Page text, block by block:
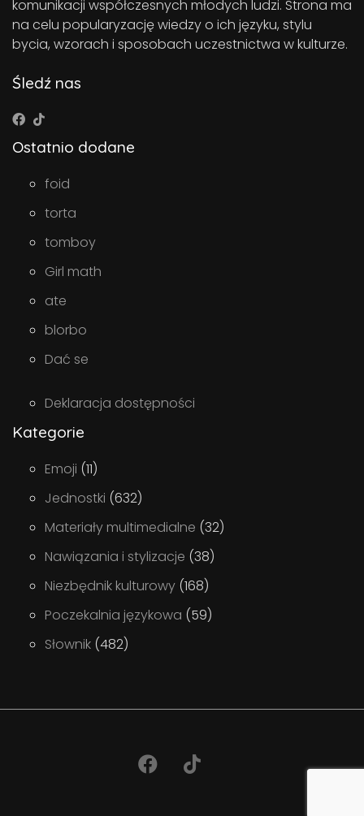
komunikacji współczesnych młodych ludzi. Strona ma
na celu popularyzację wiedzy o ich języku, stylu
bycia, wzorach i sposobach uczestnictwa w kulturze.
Śledź nas
Ostatnio dodane
foid
torta
tomboy
Girl math
ate
blorbo
Dać se
Deklaracja dostępności
Kategorie
Emoji (11)
Jednostki (632)
Materiały multimedialne (32)
Nawiązania i stylizacje (38)
Niezbędnik kulturowy (168)
Poczekalnia językowa (59)
Słownik (482)